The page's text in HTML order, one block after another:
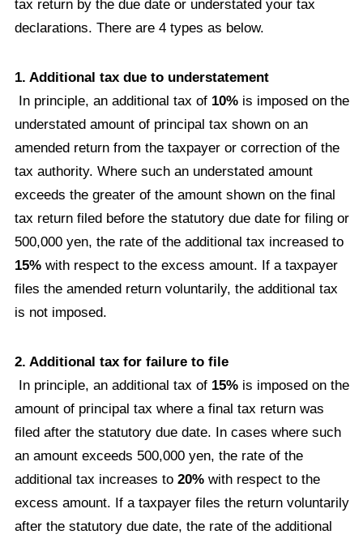
tax return by the due date or understated your tax
declarations. There are 4 types as below.
1. Additional tax due to understatement
In principle, an additional tax of 10% is imposed on the
understated amount of principal tax shown on an
amended return from the taxpayer or correction of the
tax authority. Where such an understated amount
exceeds the greater of the amount shown on the final
tax return filed before the statutory due date for filing or
500,000 yen, the rate of the additional tax increased to
15% with respect to the excess amount. If a taxpayer
files the amended return voluntarily, the additional tax
is not imposed.
2. Additional tax for failure to file
In principle, an additional tax of 15% is imposed on the
amount of principal tax where a final tax return was
filed after the statutory due date. In cases where such
an amount exceeds 500,000 yen, the rate of the
additional tax increases to 20% with respect to the
excess amount. If a taxpayer files the return voluntarily
after the statutory due date, the rate of the additional